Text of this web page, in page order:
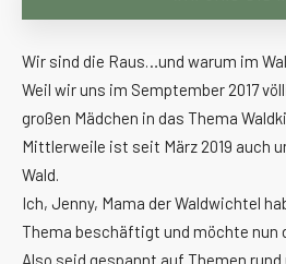
Wir sind die Raus…und warum im
Weil wir uns im Semptember 2017
großen Mädchen in das Thema
Mittlerweile ist seit März 2019 auch
Wald.
Ich, Jenny, Mama der Waldwichtel
Thema beschäftigt und möchte nun
Also seid gespannt auf Themen rund